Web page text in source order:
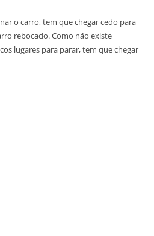
o carro, tem que chegar cedo para
rebocado. Como não existe
lugares para parar, tem que chegar